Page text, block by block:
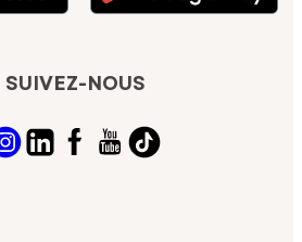
SUIVEZ-NOUS